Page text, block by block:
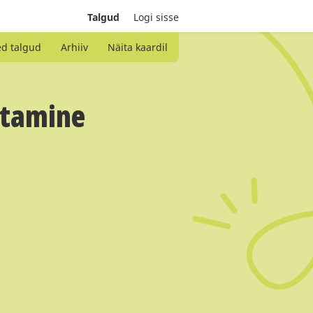
Talgud Logi sisse
talgud Arhiiv Näita kaardil